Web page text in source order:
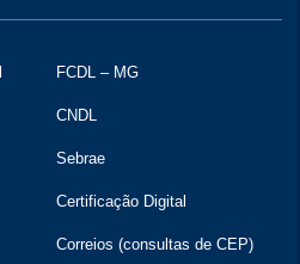
FCDL – MG
CNDL
Sebrae
Certificação Digital
Correios (consultas de CEP)